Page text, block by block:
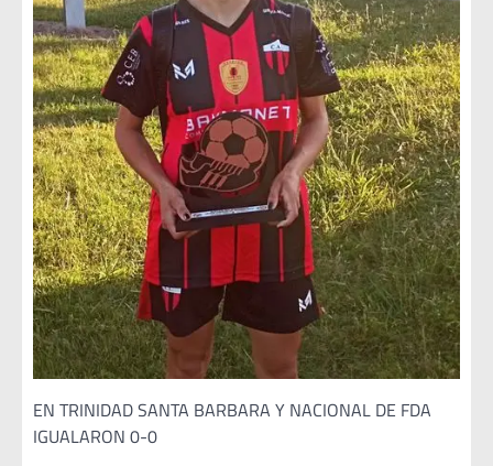
EN TRINIDAD SANTA BARBARA Y NACIONAL DE FDA
IGUALARON 0-0